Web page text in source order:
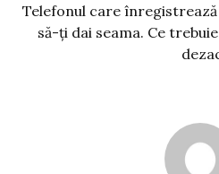
Telefonul care
să-ți dai seama. Ce